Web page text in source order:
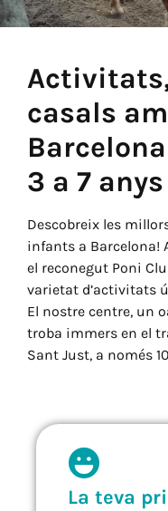
casals
3 a 7 anys
Descobreix les
infants a Barcelona!
el reconegut Poni
varietat d’activitats
El nostre centre, un
troba immers en el
Sant Just, a només
La teva